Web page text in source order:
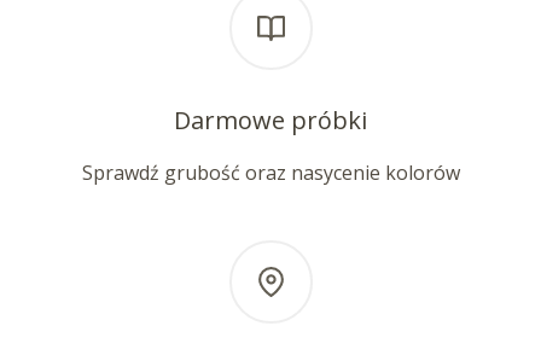
Darmowe próbki
Sprawdź grubość oraz nasycenie kolorów